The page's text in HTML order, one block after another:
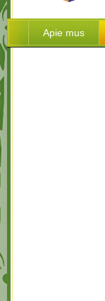
Apie mus